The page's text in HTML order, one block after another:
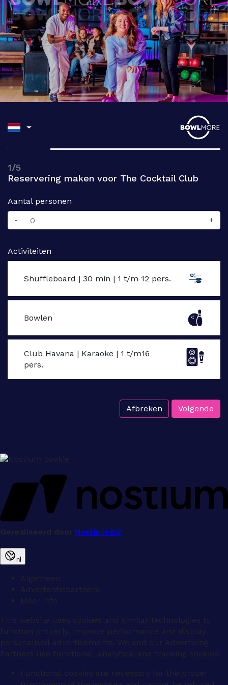
1/5
Reservering maken voor The Cocktail Club
Aantal personen
-
+
Activiteiten
Shuffleboard | 30 min | 1 t/m 12 pers.
Bowlen
Club Havana | Karaoke | 1 t/m16
pers.
Afbreken Volgende